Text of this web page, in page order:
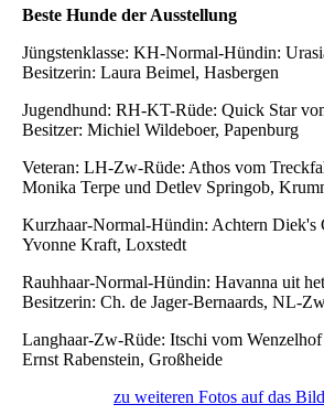
Beste Hunde der Ausstellung
Jüngstenklasse: KH-Normal-Hündin:
Besitzerin: Laura Beimel, Hasbergen
Jugendhund: RH-KT-Rüde: Quick Star
Besitzer: Michiel Wildeboer, Papenburg
Veteran: LH-Zw-Rüde: Athos vom
Monika Terpe und Detlev Springob,
Kurzhaar-Normal-Hündin: Achtern Diek's
Yvonne Kraft, Loxstedt
Rauhhaar-Normal-Hündin: Havanna uit
Besitzerin: Ch. de Jager-Bernaards, NL-
Langhaar-Zw-Rüde: Itschi vom
Ernst Rabenstein, Großheide
zu weiteren Fotos auf das